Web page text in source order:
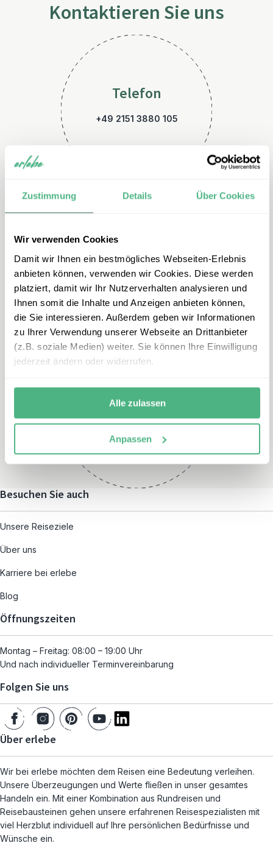
Zustimmung Details Über Cookies
Wir verwenden Cookies
Damit wir Ihnen ein bestmögliches Webseiten-Erlebnis
anbieten können, verwenden wir Cookies. Diese werden
platziert, damit wir Ihr Nutzerverhalten analysieren und
Ihnen somit die Inhalte und Anzeigen anbieten können,
die Sie interessieren. Außerdem geben wir Informationen
zu Ihrer Verwendung unserer Webseite an Drittanbieter
(z.B. soziale Medien) weiter. Sie können Ihre Einwilligung
jederzeit ändern oder widerrufen.
Alle zulassen
Anpassen
Kontaktieren Sie uns
Telefon
+49 2151 3880 105
E-Mail
malaysia@erlebe.de
Montag – Freitag:
und nach individueller
Terminvereinbarung
Besuchen Sie auch
Unsere Reiseziele
Über uns
Karriere bei erlebe
Blog
Öffnungszeiten
Montag – Freitag: 08:00 – 19:00 Uhr
Und nach individueller Terminvereinbarung
Folgen Sie uns
Über erlebe
Wir bei erlebe möchten dem Reisen eine Bedeutung verleihen.
Unsere Überzeugungen und Werte fließen in unser gesamtes
Handeln ein. Mit einer Kombination aus Rundreisen und
Reisebausteinen gehen unsere erfahrenen Reisespezialisten mit
viel Herzblut individuell auf Ihre persönlichen Bedürfnisse und
Wünsche ein.